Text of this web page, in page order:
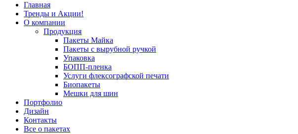
Главная
Тренды и Акции!
О компании
Продукция
Пакеты Майка
Пакеты с вырубной ручкой
Упаковка
БОПП-пленка
Услуги флексографской печати
Биопакеты
Мешки для шин
Портфолио
Дизайн
Контакты
Все о пакетах